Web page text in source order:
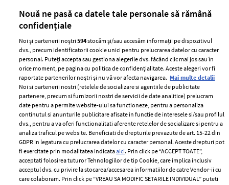
ELLE Style Awards
2024
Despre ELLE
Romania
Contact
Abonamente
Termeni si conditii
Politica de
confidențialitate
Politica de cookies
Publicitate
Nouă ne pasă ca datele tale personale să rămână
confidențiale
Noi și partenerii noștri594stocăm și/sau accesăm informații pe dispozitivul
dvs., precum identificatorii cookie unici pentru prelucrarea datelor cu caracter
personal. Puteți accepta sau gestiona alegerile dvs. făcând clic mai jos sau în
orice moment, pe pagina cu politica de confidențialitate. Aceste alegeri vor fi
raportate partenerilor noștri și nu vă vor afecta navigarea. Mai multe detalii
Noi si partenerii nostri (retelele de socializare si agentiile de publicitate
partenere, precum si furnizorii nostri de servicii de date analitice) prelucram
date pentru a permite website-ului sa functioneze, pentru a personaliza
continutul si anunturile publicitare afisate in functie de interesele si/sau profilul
dvs., pentru a va oferi functionalitati aferente retelelor de socializare si pentru a
analiza traficul pe website. Beneficiati de drepturile prevazute de art. 15-22 din
GDPR in legatura cu prelucrarea datelor cu caracter personal. Aceste drepturi pot
fi exercitate prin modalitatea indicataaici. Prin click pe “ACCEPT TOATE”,
acceptati folosirea tuturor Tehnologiilor de tip Cookie, care implica inclusiv
acceptul dvs. cu privire la stocarea/accesarea informatiilor de catre Vendor-ii cu
care colaboram. Prin click pe “VREAU SA MODIFIC SETARILE INDIVIDUAL” puteti